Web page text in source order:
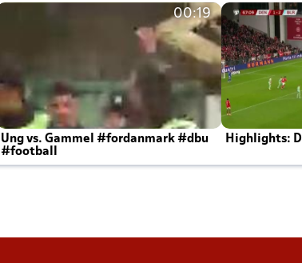
00:19
Ung vs. Gammel #fordanmark #dbu
#football
Highlights: